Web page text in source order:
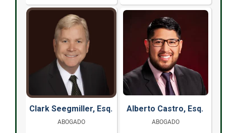
Clark Seegmiller, Esq.
ABOGADO
Alberto Castro, Esq.
ABOGADO